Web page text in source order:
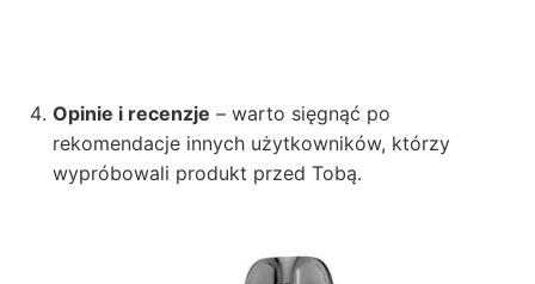
Opinie i recenzje – warto sięgnąć po
rekomendacje innych użytkowników, którzy
wypróbowali produkt przed Tobą.